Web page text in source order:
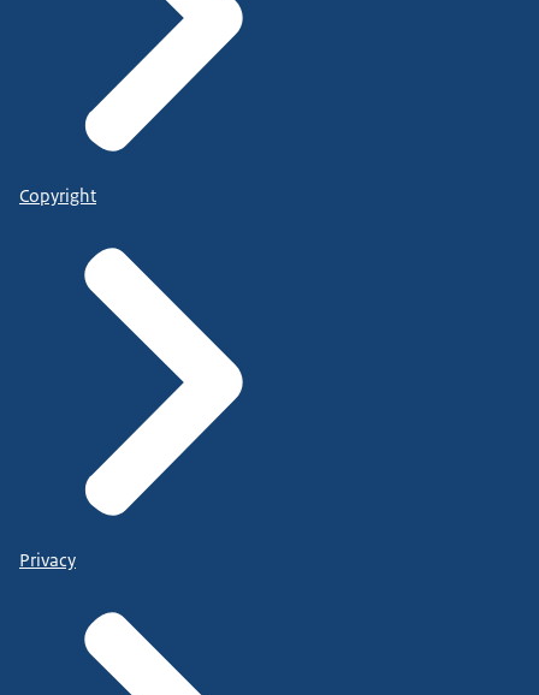
Copyright
Privacy